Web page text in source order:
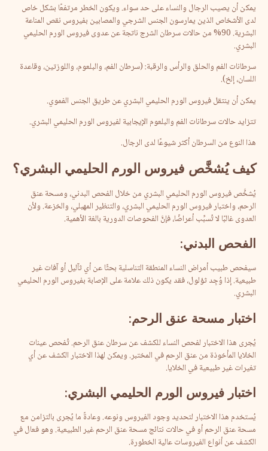
يمكن أن يصيب الرجال والنساء على حد سواء. ويكون الخطر مرتفعًا بشكل خاص
لدى الأشخاص الذين يمارسون الجنس الشرجي والمصابين بفيروس نقص المناعة
البشرية. 90% من حالات سرطان الشرج ناتجة عن عدوى فيروس الورم الحليمي
البشري.
سرطانات الفم والحلق والرأس والرقبة: (سرطان الفم، والبلعوم، واللوزتين، وقاعدة
اللسان، إلخ).
يمكن أن ينتقل فيروس الورم الحليمي البشري عن طريق الجنس الفموي.
تتزايد حالات سرطانات الفم والبلعوم الإيجابية لفيروس الورم الحليمي البشري.
هذا النوع من السرطان أكثر شيوعًا لدى الرجال.
كيف يُشخَّص فيروس الورم الحليمي البشري؟
يُشخَّص فيروس الورم الحليمي البشري من خلال الفحص البدني، ومسحة عنق
الرحم، واختبار فيروس الورم الحليمي البشري، والتنظير المهبلي، والخزعة. ولأن
العدوى غالبًا لا تُسبِّب أعراضًا، فإنَّ الفحوصات الدورية بالغة الأهمية.
الفحص البدني:
سيفحص طبيب أمراض النساء المنطقة التناسلية بحثًا عن أي ثآليل أو آفات غير
طبيعية. إذا وُجِد ثؤلول، فقد يكون ذلك علامة على الإصابة بفيروس الورم الحليمي
البشري.
اختبار مسحة عنق الرحم:
يُجرى هذا الاختبار لفحص النساء للكشف عن سرطان عنق الرحم. تُفحص عينات
الخلايا المأخوذة من عنق الرحم في المختبر. ويمكن لهذا الاختبار الكشف عن أي
تغيرات غير طبيعية في الخلايا.
اختبار فيروس الورم الحليمي البشري:
يُستخدم هذا الاختبار لتحديد وجود الفيروس ونوعه. وعادةً ما يُجرى بالتزامن مع
مسحة عنق الرحم أو في حالات نتائج مسحة عنق الرحم غير الطبيعية. وهو فعال في
الكشف عن أنواع الفيروسات عالية الخطورة.